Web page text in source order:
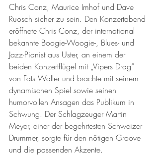
Chris Conz, Maurice Imhof und Dave
Ruosch sicher zu sein. Den Konzertabend
eröffnete Chris Conz, der international
bekannte Boogie-Woogie-, Blues- und
Jazz-Pianist aus Uster, an einem der
beiden Konzertflügel mit „Vipers Drag“
von Fats Waller und brachte mit seinem
dynamischen Spiel sowie seinen
humorvollen Ansagen das Publikum in
Schwung. Der Schlagzeuger Martin
Meyer, einer der begehrtesten Schweizer
Drummer, sorgte für den nötigen Groove
und die passenden Akzente.